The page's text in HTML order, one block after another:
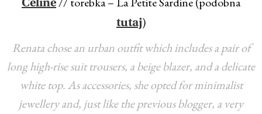
Celine
tutaj)
Renata chose an urban outfit which includes a pair of
long high-rise suit trousers, a beige blazer, and a delicate
white top. As accessories, she opted for minimalist
jewellery and, just like the previous blogger, a very